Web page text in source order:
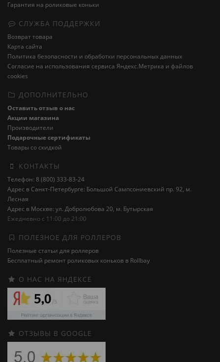
Гарантия на роликовые коньки
СЛУЖБА ПОДДЕРЖКИ
Возврат товара
Карта сайта
Политика безопасности и обработки персональных данных
Cогласие на использования сервиса Яндекс.Метрика и файлов
cookies
ДОПОЛНИТЕЛЬНО
Оставить отзыв о нас
Акции магазина
Производители
Подарочные сертификаты
Товары со скидкой
КОНТАКТЫ
Телефон: 8 (800) 333-83-24
Адрес в Санкт-Петербурге: Большой Сампсониевский пр. 92, м.
Лесная
Адрес в Москве: ул. Добролюбова 20, м. Бутырская
Ежедневно с 11:00 до 21:00
ПОЛЕЗНОЕ ДЛЯ РОЛЛЕРОВ
Полезные статьи для роллеров
Бесплатный ремонт роликовых коньков в Rollbay
О НАС НА ЯНДЕКСЕ
ОТЗЫВЫ В GOOGLE